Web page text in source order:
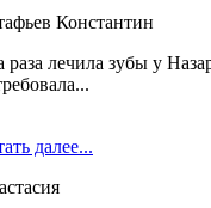
Константин
раза лечила зубы у
далее...